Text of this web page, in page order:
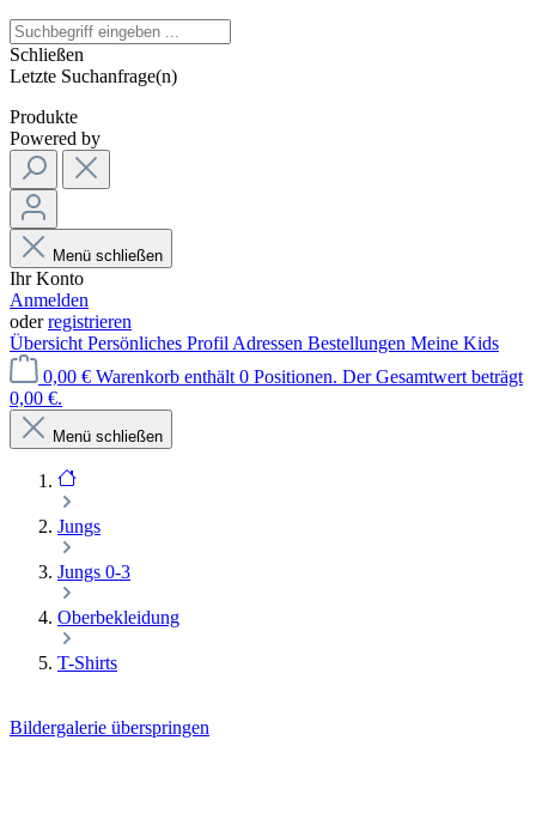
Schließen
Letzte Suchanfrage(n)
Produkte
Powered by
Menü schließen
Ihr Konto
Anmelden
oderregistrieren
Übersicht Persönliches Profil Adressen Bestellungen Meine Kids
0,00 € Warenkorb enthält 0 Positionen. Der Gesamtwert beträgt
0,00 €.
Menü schließen
Jungs
Jungs 0-3
Oberbekleidung
T-Shirts
Bildergalerie überspringen